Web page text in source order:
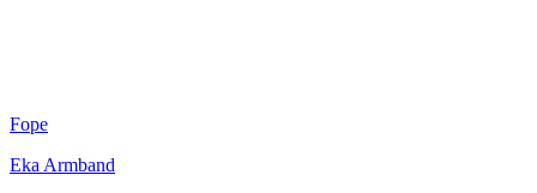
Fope
Eka Armband